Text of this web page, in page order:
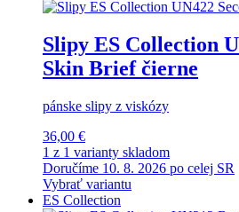
Slipy ES Collection
Skin Brief čierne
pánske slipy z viskózy
36,00 €
1 z 1 varianty skladom
Doručíme 10. 8. 2026 po celej SR
Vybrať variantu
ES Collection